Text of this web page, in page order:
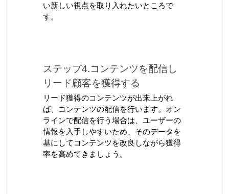
い新しい視点を取り入れたいところで
す。
ステップ4.コンテンツを配信し
リード顧客を獲得する
リード獲得のコンテンツが出来上がれ
ば、コンテンツの配信を行います。オン
ラインで配信を行う場合は、ユーザーの
情報を入手しやすいため、そのデータを
基にしてコンテンツを改良しながら獲得
率を高めてきましょう。